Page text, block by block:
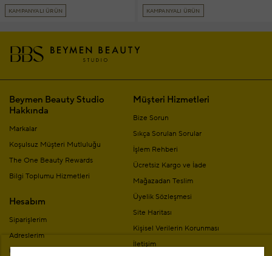
KAMPANYALI ÜRÜN KAMPANYALI ÜRÜN
Beymen Beauty Studio
Hakkında
Markalar
Koşulsuz Müşteri Mutluluğu
The One Beauty Rewards
Bilgi Toplumu Hizmetleri
Hesabım
Siparişlerim
Adreslerim
Üyelik Bilgilerim
Müşteri Hizmetleri
Bize Sorun
Sıkça Sorulan Sorular
İşlem Rehberi
Ücretsiz Kargo ve İade
Mağazadan Teslim
Üyelik Sözleşmesi
Site Haritası
Kişisel Verilerin Korunması
İletişim